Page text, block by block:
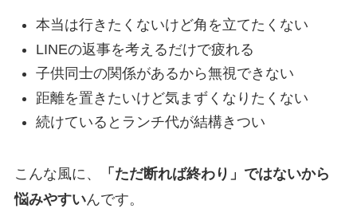
本当は行きたくないけど角を立てたくない
LINEの返事を考えるだけで疲れる
子供同士の関係があるから無視できない
距離を置きたいけど気まずくなりたくない
続けているとランチ代が結構きつい
こんな風に、
「ただ断れば終わり」ではないから
悩みやすいんです。